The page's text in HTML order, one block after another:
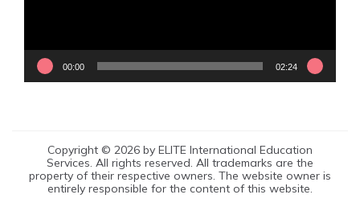
00:00 02:24
Copyright © 2026 by ELITE International Education
Services. All rights reserved. All trademarks are the
property of their respective owners. The website owner is
entirely responsible for the content of this website.